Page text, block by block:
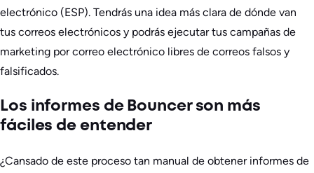
electrónico (ESP). Tendrás una idea más clara de dónde van
tus correos electrónicos y podrás ejecutar tus campañas de
marketing por correo electrónico libres de correos falsos y
falsificados.
Los informes de Bouncer son más
fáciles de entender
¿Cansado de este proceso tan manual de obtener informes de